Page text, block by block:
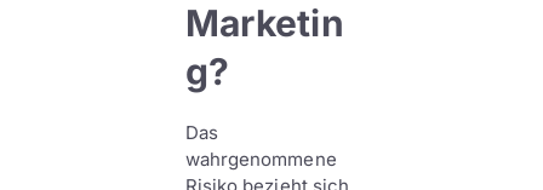
Marketin
g?
Das
wahrgenommene